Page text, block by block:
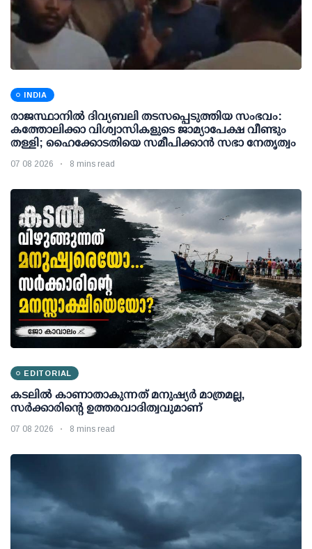
INDIA
രാജസ്ഥാനിൽ ദിവ്യബലി തടസപ്പെടുത്തിയ സംഭവം:
കത്തോലിക്കാ വിശ്വാസികളുടെ ജാമ്യാപേക്ഷ വീണ്ടും
തള്ളി; ഹൈക്കോടതിയെ സമീപിക്കാൻ സഭാ നേതൃത്വം
07 08 2026 8 mins read
EDITORIAL
കടലിൽ കാണാതാകുന്നത് മനുഷ്യർ മാത്രമല്ല,
സർക്കാരിന്റെ ഉത്തരവാദിത്വവുമാണ്
07 08 2026 8 mins read